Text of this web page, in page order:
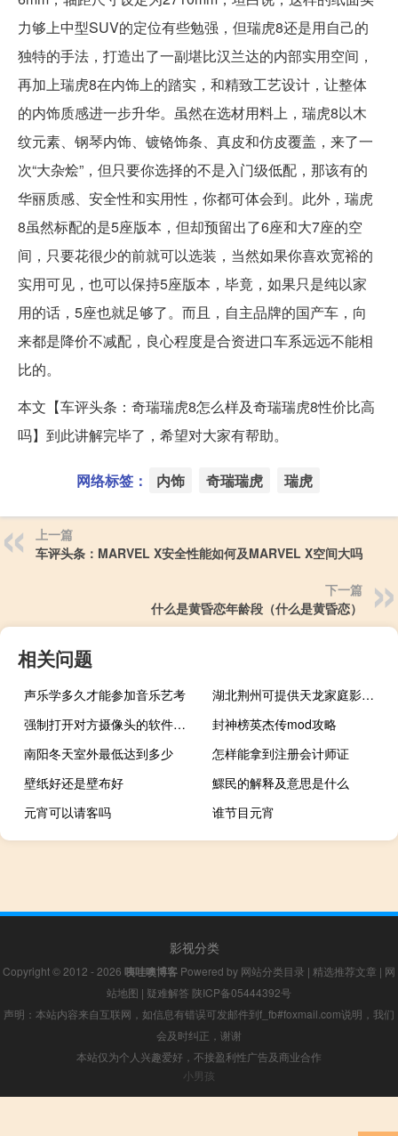
力够上中型SUV的定位有些勉强，但瑞虎8还是用自己的
独特的手法，打造出了一副堪比汉兰达的内部实用空间，
再加上瑞虎8在内饰上的踏实，和精致工艺设计，让整体
的内饰质感进一步升华。虽然在选材用料上，瑞虎8以木
纹元素、钢琴内饰、镀铬饰条、真皮和仿皮覆盖，来了一
次“大杂烩”，但只要你选择的不是入门级低配，那该有的
华丽质感、安全性和实用性，你都可体会到。此外，瑞虎
8虽然标配的是5座版本，但却预留出了6座和大7座的空
间，只要花很少的前就可以选装，当然如果你喜欢宽裕的
实用可见，也可以保持5座版本，毕竟，如果只是纯以家
用的话，5座也就足够了。而且，自主品牌的国产车，向
来都是降价不减配，良心程度是合资进口车系远远不能相
比的。
本文【车评头条：奇瑞瑞虎8怎么样及奇瑞瑞虎8性价比高
吗】到此讲解完毕了，希望对大家有帮助。
网络标签： 内饰 奇瑞瑞虎 瑞虎
上一篇
车评头条：MARVEL X安全性能如何及MARVEL X空间大吗
下一篇
什么是黄昏恋年龄段（什么是黄昏恋）
相关问题
声乐学多久才能参加音乐艺考
湖北荆州可提供天龙家庭影院维修服务地址在哪
强制打开对方摄像头的软件手机版（强制打开摄像头软件）
封神榜英杰传mod攻略
南阳冬天室外最低达到多少
怎样能拿到注册会计师证
壁纸好还是壁布好
鰥民的解释及意思是什么
元宵可以请客吗
谁节目元宵
影视分类
Copyright © 2012 - 2026 咦哇噢博客 Powered by 网站分类目录 | 精选推荐文章 | 网
站地图 | 疑难解答 陕ICP备05444392号
声明：本站内容来自互联网，如信息有错误可发邮件到f_fb#foxmail.com说明，我们
会及时纠正，谢谢
本站仅为个人兴趣爱好，不接盈利性广告及商业合作
小男孩